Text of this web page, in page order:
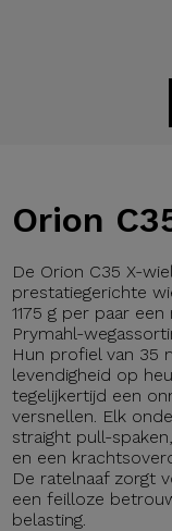
Orion
De Orion C35 X-
prestatiegerichte
1175 g per paar
Prymahl-
Hun profiel van 35
levendigheid op
tegelijkertijd een
versnellen. Elk
straight pull-
en een
De ratelnaaf zorgt
een feilloze
belasting.